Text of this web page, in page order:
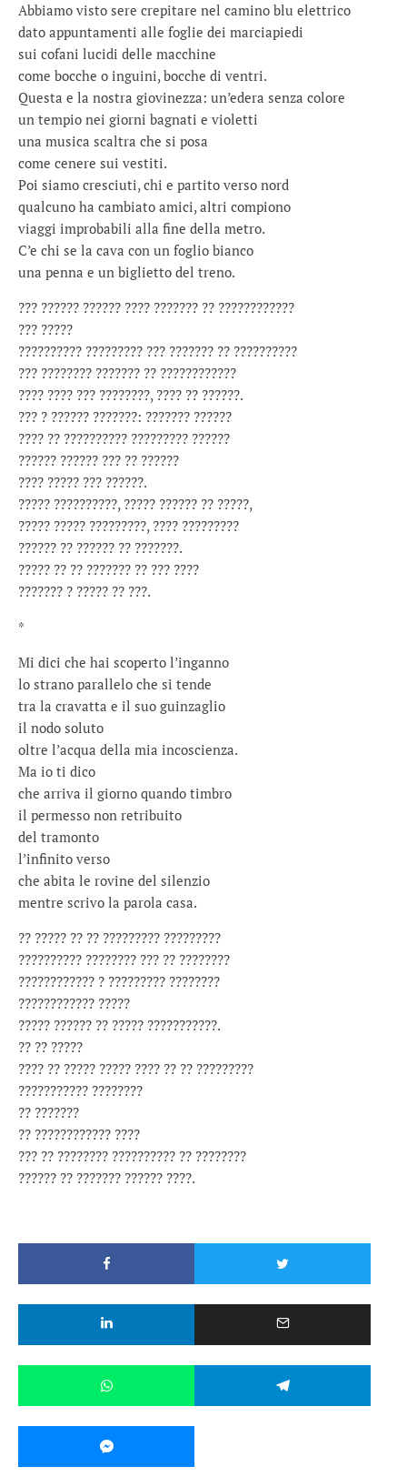
Abbiamo visto sere crepitare nel camino blu elettrico
dato appuntamenti alle foglie dei marciapiedi
sui cofani lucidi delle macchine
come bocche o inguini, bocche di ventri.
Questa e la nostra giovinezza: un’edera senza colore
un tempio nei giorni bagnati e violetti
una musica scaltra che si posa
come cenere sui vestiti.
Poi siamo cresciuti, chi e partito verso nord
qualcuno ha cambiato amici, altri compiono
viaggi improbabili alla fine della metro.
C’e chi se la cava con un foglio bianco
una penna e un biglietto del treno.
??? ?????? ?????? ???? ??????? ?? ????????????
??? ?????
?????????? ????????? ??? ??????? ?? ??????????
??? ???????? ??????? ?? ????????????
???? ???? ??? ????????, ???? ?? ??????.
??? ? ?????? ???????: ??????? ??????
???? ?? ?????????? ????????? ??????
?????? ?????? ??? ?? ??????
???? ????? ??? ??????.
????? ??????????, ????? ?????? ?? ?????,
????? ????? ?????????, ???? ?????????
?????? ?? ?????? ?? ???????.
????? ?? ?? ??????? ?? ??? ????
??????? ? ????? ?? ???.
*
Mi dici che hai scoperto l’inganno
lo strano parallelo che si tende
tra la cravatta e il suo guinzaglio
il nodo soluto
oltre l’acqua della mia incoscienza.
Ma io ti dico
che arriva il giorno quando timbro
il permesso non retribuito
del tramonto
l’infinito verso
che abita le rovine del silenzio
mentre scrivo la parola casa.
?? ????? ?? ?? ????????? ?????????
?????????? ???????? ??? ?? ????????
???????????? ? ????????? ????????
???????????? ?????
????? ?????? ?? ????? ???????????.
?? ?? ?????
???? ?? ????? ????? ???? ?? ?? ?????????
??????????? ????????
?? ???????
?? ???????????? ????
??? ?? ???????? ?????????? ?? ????????
?????? ?? ??????? ?????? ????.